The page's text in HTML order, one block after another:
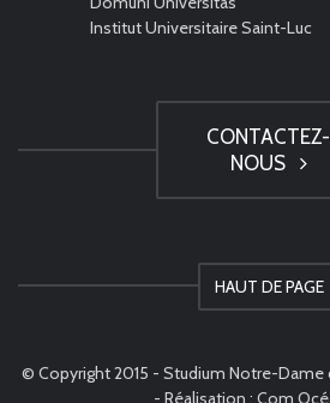
Institut Universitaire Saint-Luc
CONTACTEZ-
NOUS
HAUT DE PAGE
© Copyright 2015 - Studium Notre-Dame
- Réalisation : Com